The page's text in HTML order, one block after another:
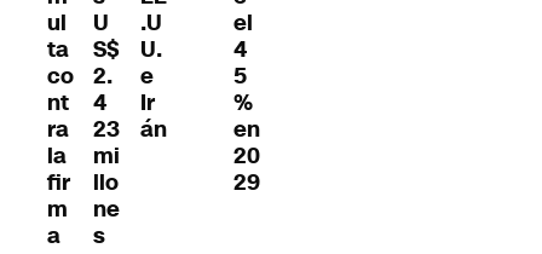
ul
ta
co
nt
ra
la
fir
m
a
U
S$
2.
4
23
mi
llo
ne
s
.U
U.
e
Ir
án
el
4
5
%
en
20
29